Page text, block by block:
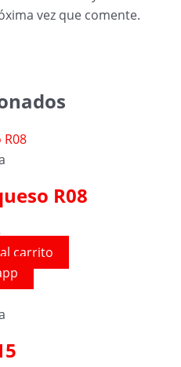
vez que comente.
R08
carrito